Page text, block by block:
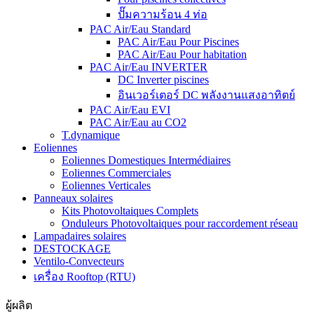
ปั๊มความร้อน 4 ท่อ
PAC Air/Eau Standard
PAC Air/Eau Pour Piscines
PAC Air/Eau Pour habitation
PAC Air/Eau INVERTER
DC Inverter piscines
อินเวอร์เตอร์ DC พลังงานแสงอาทิตย์
PAC Air/Eau EVI
PAC Air/Eau au CO2
T.dynamique
Eoliennes
Eoliennes Domestiques Intermédiaires
Eoliennes Commerciales
Eoliennes Verticales
Panneaux solaires
Kits Photovoltaiques Complets
Onduleurs Photovoltaiques pour raccordement réseau
Lampadaires solaires
DESTOCKAGE
Ventilo-Convecteurs
เครื่อง Rooftop (RTU)
ผู้ผลิต